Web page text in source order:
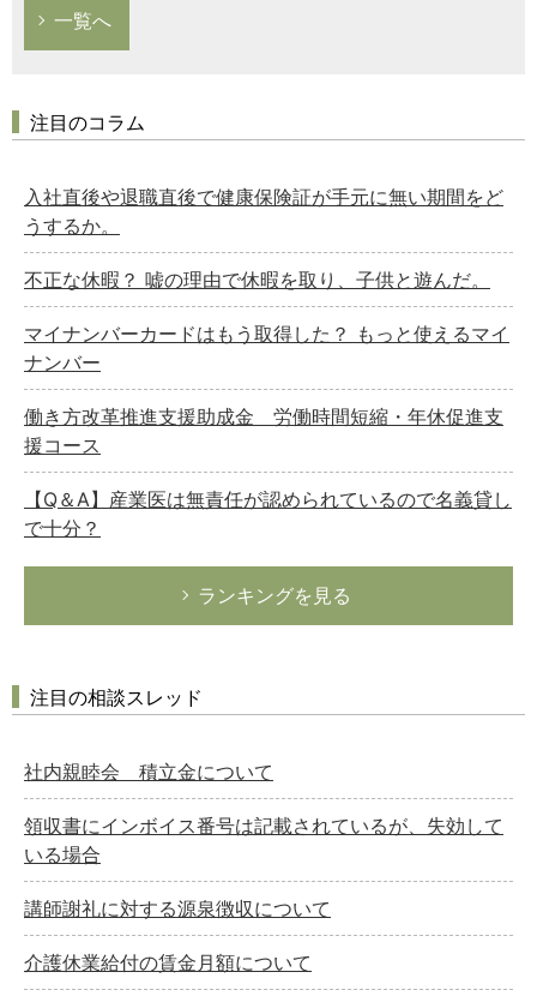
一覧へ
注目のコラム
入社直後や退職直後で健康保険証が手元に無い期間をど
うするか。
不正な休暇？ 嘘の理由で休暇を取り、子供と遊んだ。
マイナンバーカードはもう取得した？ もっと使えるマイ
ナンバー
働き方改革推進支援助成金 労働時間短縮・年休促進支
援コース
【Q＆A】産業医は無責任が認められているので名義貸し
で十分？
ランキングを見る
注目の相談スレッド
社内親睦会 積立金について
領収書にインボイス番号は記載されているが、失効して
いる場合
講師謝礼に対する源泉徴収について
介護休業給付の賃金月額について